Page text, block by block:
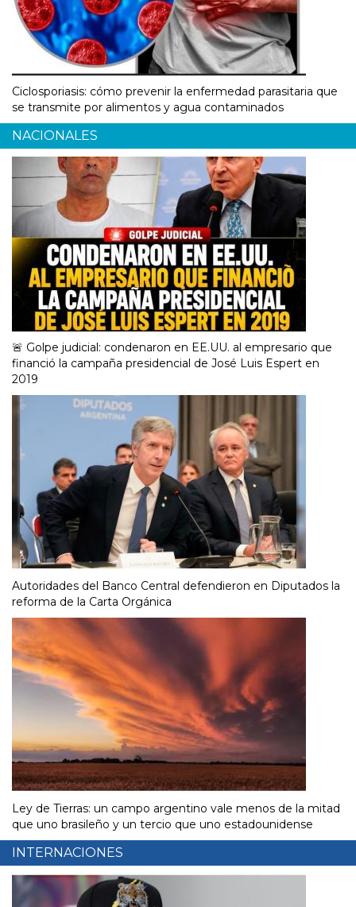
Ciclosporiasis: cómo prevenir la enfermedad parasitaria que
se transmite por alimentos y agua contaminados
NACIONALES
🚨 Golpe judicial: condenaron en EE.UU. al empresario que
financió la campaña presidencial de José Luis Espert en
2019
Autoridades del Banco Central defendieron en Diputados la
reforma de la Carta Orgánica
Ley de Tierras: un campo argentino vale menos de la mitad
que uno brasileño y un tercio que uno estadounidense
INTERNACIONES